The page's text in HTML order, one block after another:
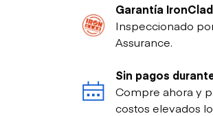
Garantía IronClad
Inspeccionado
Assurance.
Sin pagos
Compre ahora y
costos elevados